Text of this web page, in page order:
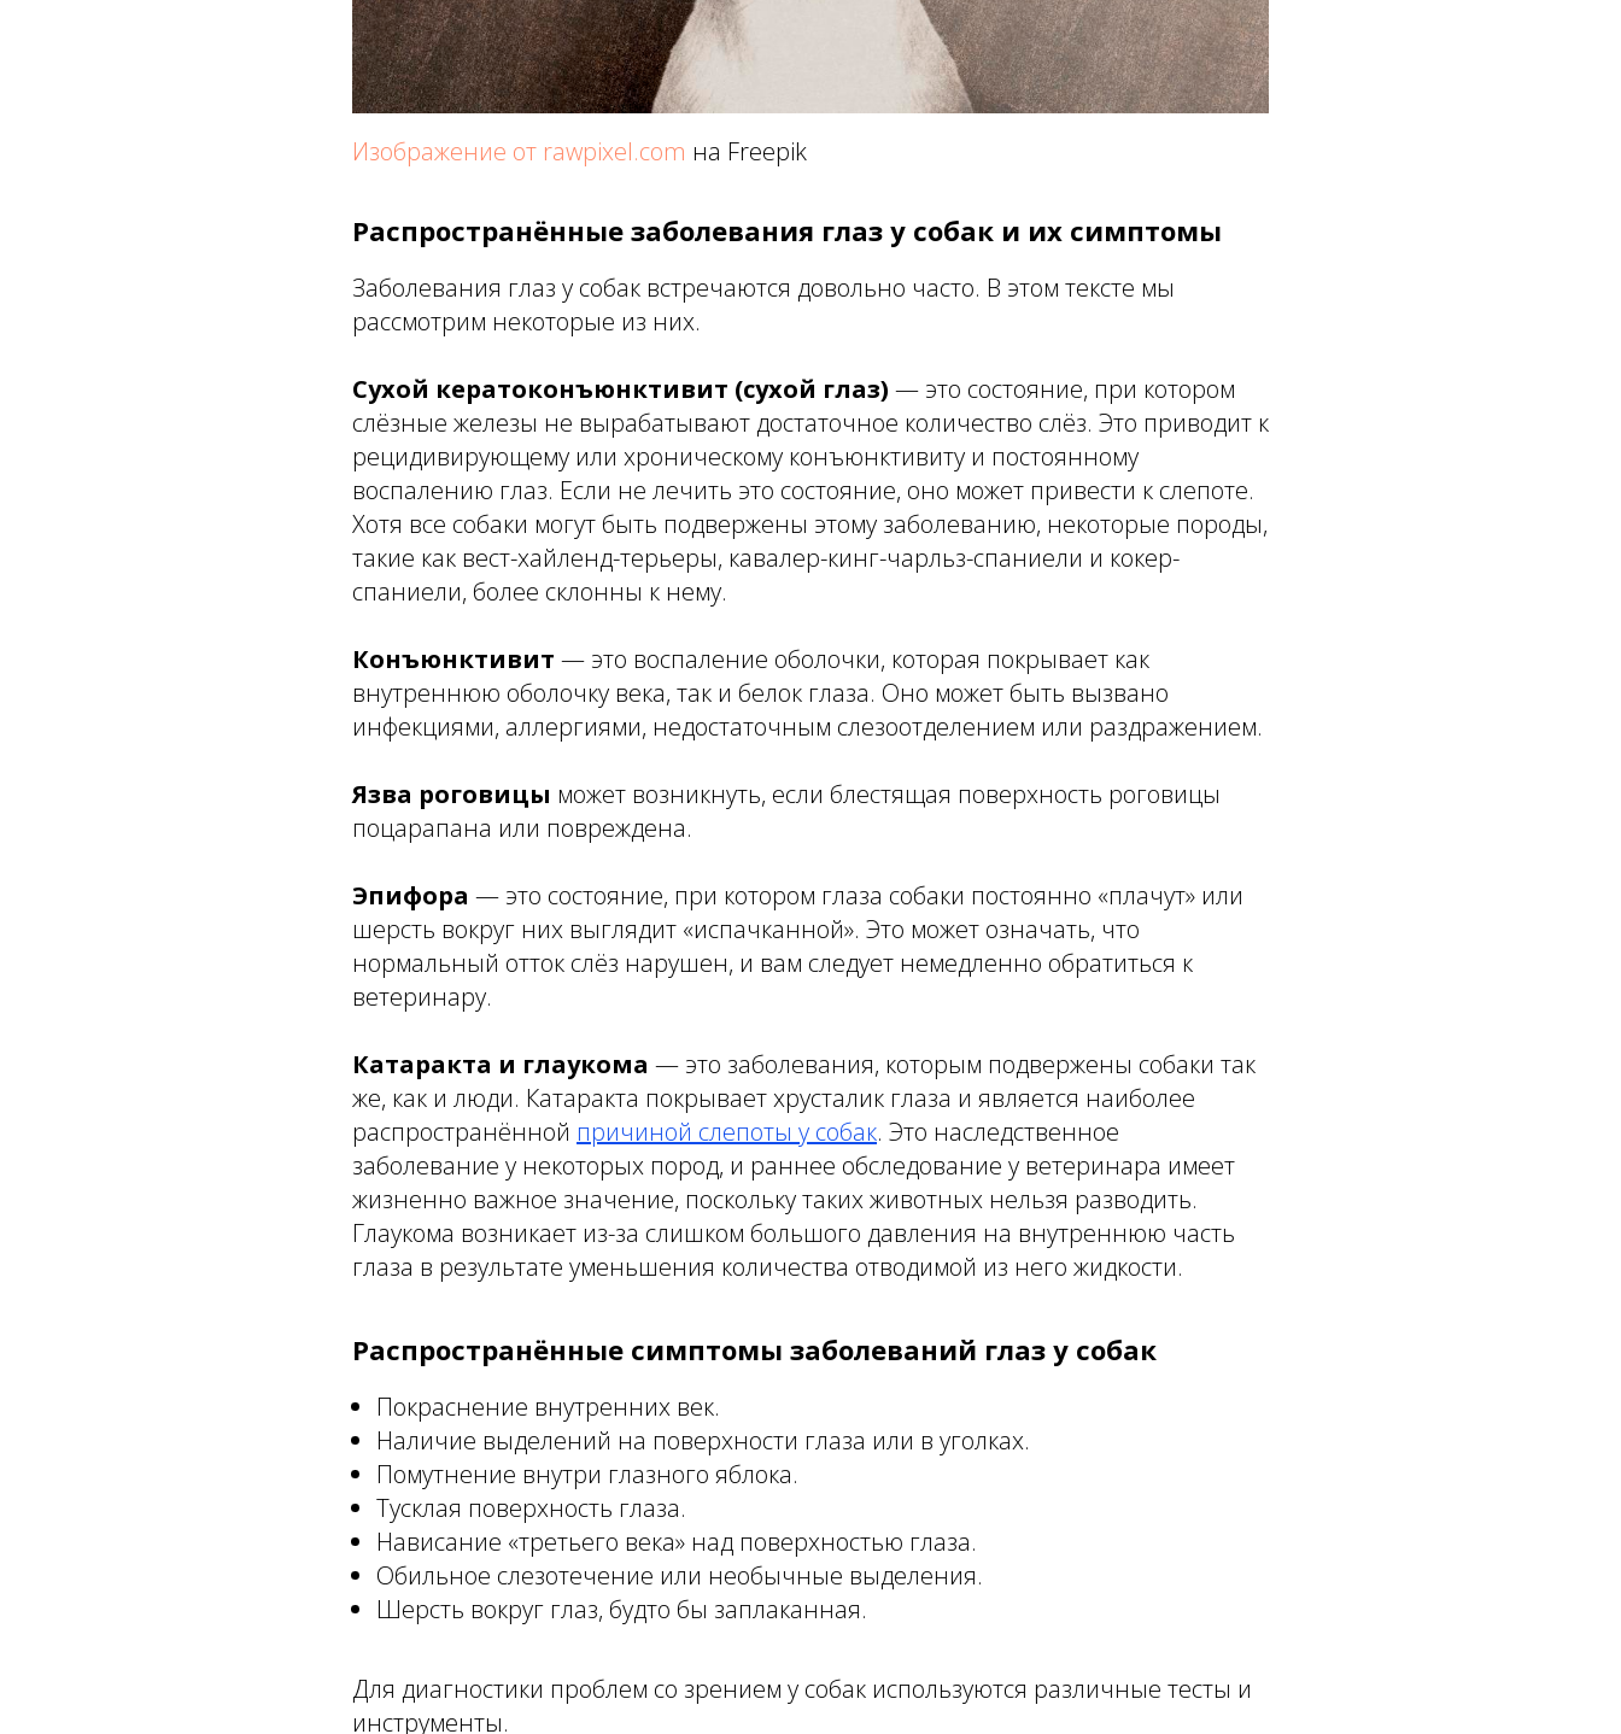
Изображение от rawpixel.com на Freepik
Распространённые заболевания глаз у собак и их симптомы
Заболевания глаз у собак встречаются довольно часто. В этом тексте мы
рассмотрим некоторые из них.
Сухой кератоконъюнктивит (сухой глаз) — это состояние, при котором
слёзные железы не вырабатывают достаточное количество слёз. Это приводит к
рецидивирующему или хроническому конъюнктивиту и постоянному
воспалению глаз. Если не лечить это состояние, оно может привести к слепоте.
Хотя все собаки могут быть подвержены этому заболеванию, некоторые породы,
такие как вест-хайленд-терьеры, кавалер-кинг-чарльз-спаниели и кокер-
спаниели, более склонны к нему.
Конъюнктивит — это воспаление оболочки, которая покрывает как
внутреннюю оболочку века, так и белок глаза. Оно может быть вызвано
инфекциями, аллергиями, недостаточным слезоотделением или раздражением.
Язва роговицы может возникнуть, если блестящая поверхность роговицы
поцарапана или повреждена.
Эпифора — это состояние, при котором глаза собаки постоянно «плачут» или
шерсть вокруг них выглядит «испачканной». Это может означать, что
нормальный отток слёз нарушен, и вам следует немедленно обратиться к
ветеринару.
Катаракта и глаукома — это заболевания, которым подвержены собаки так
же, как и люди. Катаракта покрывает хрусталик глаза и является наиболее
распространённой причиной слепоты у собак. Это наследственное
заболевание у некоторых пород, и раннее обследование у ветеринара имеет
жизненно важное значение, поскольку таких животных нельзя разводить.
Глаукома возникает из-за слишком большого давления на внутреннюю часть
глаза в результате уменьшения количества отводимой из него жидкости.
Распространённые симптомы заболеваний глаз у собак
Покраснение внутренних век.
Наличие выделений на поверхности глаза или в уголках.
Помутнение внутри глазного яблока.
Тусклая поверхность глаза.
Нависание «третьего века» над поверхностью глаза.
Обильное слезотечение или необычные выделения.
Шерсть вокруг глаз, будто бы заплаканная.
Для диагностики проблем со зрением у собак используются различные тесты и
инструменты.